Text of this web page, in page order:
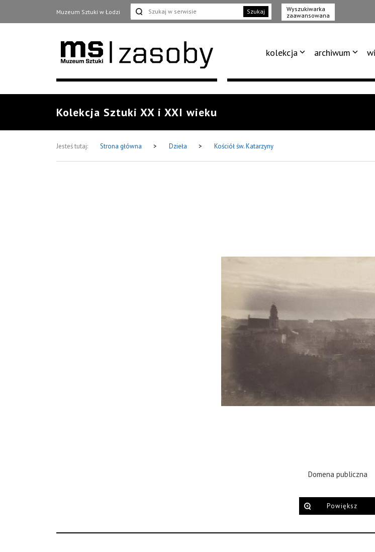
Muzeum Sztuki w Łodzi Szukaj
Wyszukiwarka
zaawansowana
kolekcja archiwum
Kolekcja Sztuki XX i XXI wieku
Jesteś tutaj: Strona główna > Dzieła > Kościół św. Katarzyny
Domena publiczna
Powiększ